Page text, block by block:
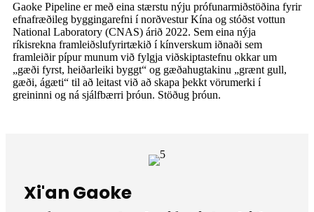
Gaoke Pipeline er með eina stærstu nýju prófunarmiðstöðina fyrir
efnafræðileg byggingarefni í norðvestur Kína og stóðst vottun
National Laboratory (CNAS) árið 2022. Sem eina nýja
ríkisrekna framleiðslufyrirtækið í kínverskum iðnaði sem
framleiðir pípur munum við fylgja viðskiptastefnu okkar um
„gæði fyrst, heiðarleiki byggt“ og gæðahugtakinu „grænt gull,
gæði, ágæti“ til að leitast við að skapa þekkt vörumerki í
greininni og ná sjálfbærri þróun. Stöðug þróun.
Xi'an Gaoke